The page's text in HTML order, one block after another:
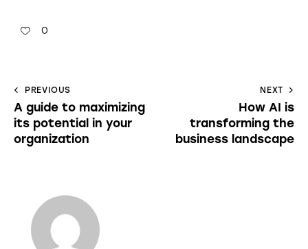
0
PREVIOUS
A guide to maximizing
its potential in your
organization
NEXT
How AI is
transforming the
business landscape